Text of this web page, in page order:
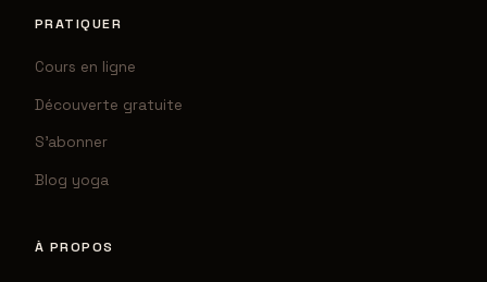
PRATIQUER
Cours en ligne
Découverte gratuite
S'abonner
Blog yoga
À PROPOS